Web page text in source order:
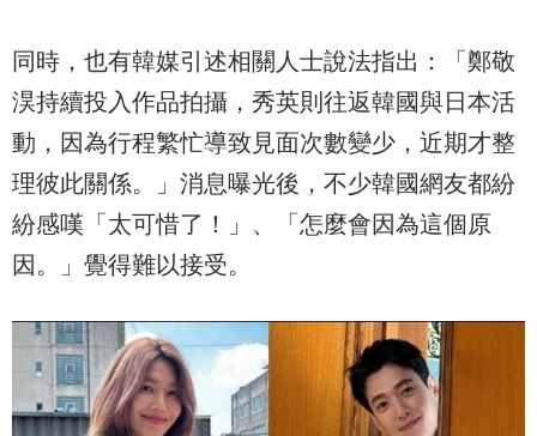
同時，也有韓媒引述相關人士說法指出：「鄭敬
淏持續投入作品拍攝，秀英則往返韓國與日本活
動，因為行程繁忙導致見面次數變少，近期才整
理彼此關係。」消息曝光後，不少韓國網友都紛
紛感嘆「太可惜了！」、「怎麼會因為這個原
因。」覺得難以接受。